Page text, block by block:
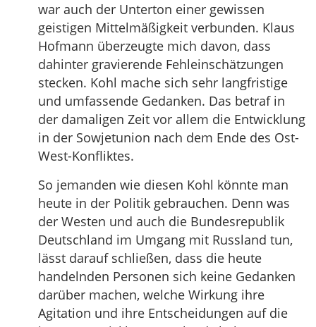
war auch der Unterton einer gewissen
geistigen Mittelmäßigkeit verbunden. Klaus
Hofmann überzeugte mich davon, dass
dahinter gravierende Fehleinschätzungen
stecken. Kohl mache sich sehr langfristige
und umfassende Gedanken. Das betraf in
der damaligen Zeit vor allem die Entwicklung
in der Sowjetunion nach dem Ende des Ost-
West-Konfliktes.
So jemanden wie diesen Kohl könnte man
heute in der Politik gebrauchen. Denn was
der Westen und auch die Bundesrepublik
Deutschland im Umgang mit Russland tun,
lässt darauf schließen, dass die heute
handelnden Personen sich keine Gedanken
darüber machen, welche Wirkung ihre
Agitation und ihre Entscheidungen auf die